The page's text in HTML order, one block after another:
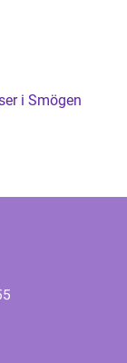
i Smögen